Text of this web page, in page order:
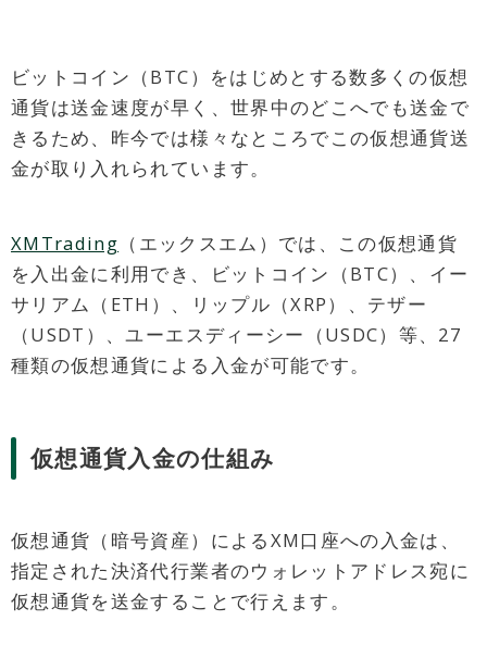
ビットコイン（BTC）をはじめとする数多くの仮想
通貨は送金速度が早く、世界中のどこへでも送金で
きるため、昨今では様々なところでこの仮想通貨送
金が取り入れられています。
XMTrading （エックスエム）では、この仮想通貨
を入出金に利用でき、ビットコイン（BTC）、イー
サリアム（ETH）、リップル（XRP）、テザー
（USDT）、ユーエスディーシー（USDC）等、27
種類の仮想通貨による入金が可能です。
仮想通貨入金の仕組み
仮想通貨（暗号資産）によるXM口座への入金は、
指定された決済代行業者のウォレットアドレス宛に
仮想通貨を送金することで行えます。